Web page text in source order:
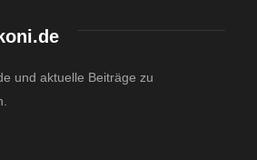
und aktuelle Beiträge zu